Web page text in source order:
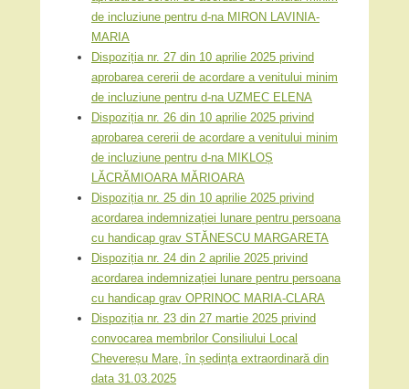
de incluziune pentru d-na MIRON LAVINIA-
MARIA
Dispoziția nr. 27 din 10 aprilie 2025 privind
aprobarea cererii de acordare a venitului minim
de incluziune pentru d-na UZMEC ELENA
Dispoziția nr. 26 din 10 aprilie 2025 privind
aprobarea cererii de acordare a venitului minim
de incluziune pentru d-na MIKLOȘ
LĂCRĂMIOARA MĂRIOARA
Dispoziția nr. 25 din 10 aprilie 2025 privind
acordarea indemnizației lunare pentru persoana
cu handicap grav STĂNESCU MARGARETA
Dispoziția nr. 24 din 2 aprilie 2025 privind
acordarea indemnizației lunare pentru persoana
cu handicap grav OPRINOC MARIA-CLARA
Dispoziția nr. 23 din 27 martie 2025 privind
convocarea membrilor Consiliului Local
Chevereșu Mare, în ședința extraordinară din
data 31.03.2025